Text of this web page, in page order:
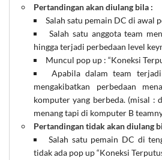
Pertandingan akan diulang bila :
Salah satu pemain DC di awal
Salah satu anggota team
hingga terjadi perbedaan level
Muncul pop up : “Koneksi
Apabila dalam team
mengakibatkan perbedaan
komputer yang berbeda. (misal :
menang tapi di komputer B
Pertandingan tidak akan diulang
Salah satu pemain DC di
tidak ada pop up “Koneksi